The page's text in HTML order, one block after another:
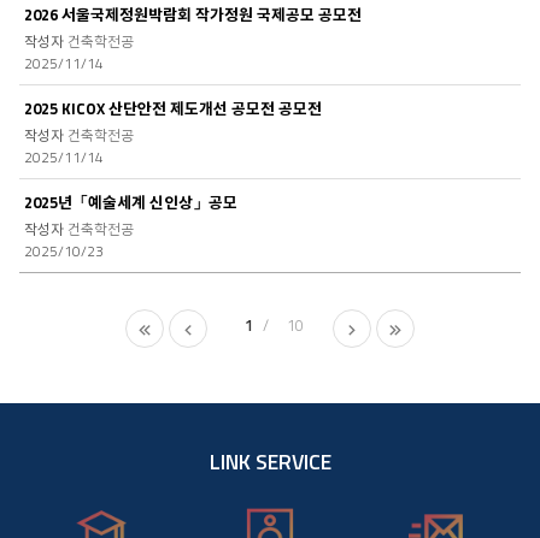
2026 서울국제정원박람회 작가정원 국제공모 공모전
건축학전공
2025/11/14
2025 KICOX 산단안전 제도개선 공모전 공모전
건축학전공
2025/11/14
2025년「예술세계 신인상」공모
건축학전공
2025/10/23
1 10
LINK SERVICE